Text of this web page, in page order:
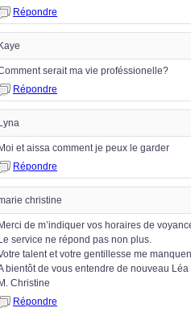
Répondre
serait ma vie proféssionelle?
Répondre
et aissa comment je peux le garder
Répondre
christine
de m’indiquer vos horaires de
service ne répond pas non plus.
talent et votre gentillesse me
bientôt de vous entendre de nouveau Léa
Christine
Répondre